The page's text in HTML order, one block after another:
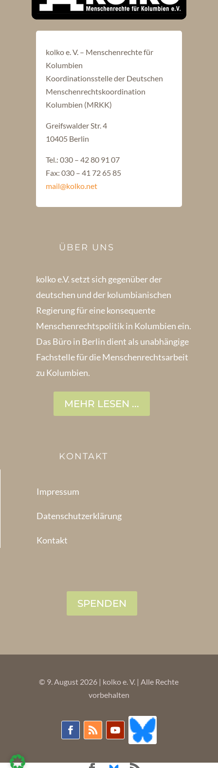
kolko e. V. – Menschenrechte für
Kolumbien
Koordinationsstelle der Deutschen
Menschenrechtskoordination
Kolumbien (MRKK)
Greifswalder Str. 4
10405 Berlin
Tel.: 030 – 42 80 91 07
Fax: 030 – 41 72 65 85
mail@kolko.net
ÜBER UNS
kolko e.V. setzt sich gegenüber der
deutschen und der kolumbianischen
Regierung für eine konsequente
Menschenrechts­politik in Kolum­bien ein.
Das Büro in Berlin dient als unabhängige
Fachstelle für die Menschen­rechtsarbeit
zu Kolumbien.
MEHR LESEN ...
KONTAKT
Impressum
Datenschutzerklärung
Kontakt
SPENDEN
© 9. August 2026 | kolko e. V. | Alle Rechte
vorbehalten